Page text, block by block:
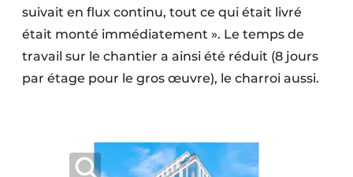
suivait en flux continu, tout ce qui était livré
était monté immédiatement ». Le temps de
travail sur le chantier a ainsi été réduit (8 jours
par étage pour le gros œuvre), le charroi aussi.